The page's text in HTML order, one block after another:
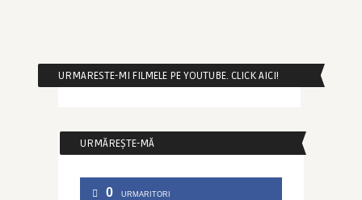
URMARESTE-MI FILMELE PE YOUTUBE. CLICK AICI!
URMĂREȘTE-MĂ
0 URMARITORI